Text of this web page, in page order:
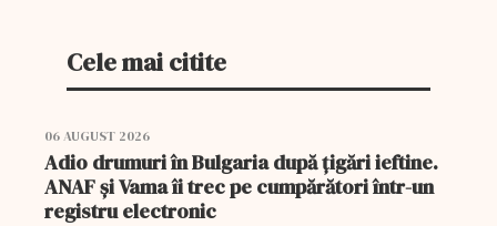
Cele mai citite
06 AUGUST 2026
Adio drumuri în Bulgaria după țigări ieftine.
ANAF și Vama îi trec pe cumpărători într-un
registru electronic